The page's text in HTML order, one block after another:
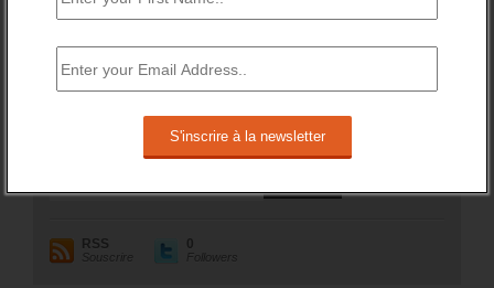
sur un an (soit +1,8%).
RESTEZ EN CONTACT
Recevez le meilleur de l'information et des débats sur l'emploi
sur votre boite mail.
RSS
Souscrire
0
Followers